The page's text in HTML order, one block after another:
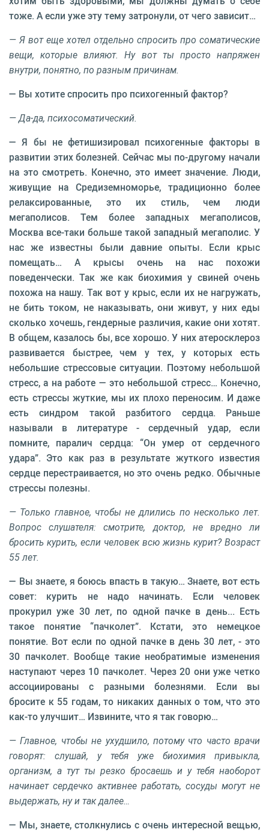
тоже. А если уже эту тему затронули, от чего зависит…
— Я вот еще хотел отдельно спросить про соматические
вещи, которые влияют. Ну вот ты просто напряжен
внутри, понятно, по разным причинам.
— Вы хотите спросить про психогенный фактор?
— Да-да, психосоматический.
— Я бы не фетишизировал психогенные факторы в
развитии этих болезней. Сейчас мы по-другому начали
на это смотреть. Конечно, это имеет значение. Люди,
живущие на Средиземноморье, традиционно более
релаксированные, это их стиль, чем люди
мегаполисов. Тем более западных мегаполисов,
Москва все-таки больше такой западный мегаполис. У
нас же известны были давние опыты. Если крыс
помещать… А крысы очень на нас похожи
поведенчески. Так же как биохимия у свиней очень
похожа на нашу. Так вот у крыс, если их не нагружать,
не бить током, не наказывать, они живут, у них еды
сколько хочешь, гендерные различия, какие они хотят.
В общем, казалось бы, все хорошо. У них атеросклероз
развивается быстрее, чем у тех, у которых есть
небольшие стрессовые ситуации. Поэтому небольшой
стресс, а на работе — это небольшой стресс… Конечно,
есть стрессы жуткие, мы их плохо переносим. И даже
есть синдром такой разбитого сердца. Раньше
называли в литературе - сердечный удар, если
помните, паралич сердца: “Он умер от сердечного
удара”. Это как раз в результате жуткого известия
сердце перестраивается, но это очень редко. Обычные
стрессы полезны.
— Только главное, чтобы не длились по несколько лет.
Вопрос слушателя: смотрите, доктор, не вредно ли
бросить курить, если человек всю жизнь курит? Возраст
55 лет.
— Вы знаете, я боюсь впасть в такую… Знаете, вот есть
совет: курить не надо начинать. Если человек
прокурил уже 30 лет, по одной пачке в день... Есть
такое понятие “пачколет”. Кстати, это немецкое
понятие. Вот если по одной пачке в день 30 лет, - это
30 пачколет. Вообще такие необратимые изменения
наступают через 10 пачколет. Через 20 они уже четко
ассоциированы с разными болезнями. Если вы
бросите к 55 годам, то никаких данных о том, что это
как-то улучшит… Извините, что я так говорю…
— Главное, чтобы не ухудшило, потому что часто врачи
говорят: слушай, у тебя уже биохимия привыкла,
организм, а тут ты резко бросаешь и у тебя наоборот
начинает сердечко активнее работать, сосуды могут не
выдержать, ну и так далее…
— Мы, знаете, столкнулись с очень интересной вещью,